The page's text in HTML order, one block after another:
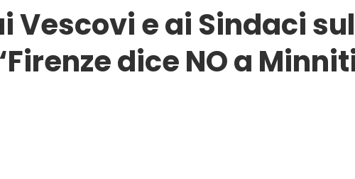
Vescovi e ai Sindaci sul
dice NO a